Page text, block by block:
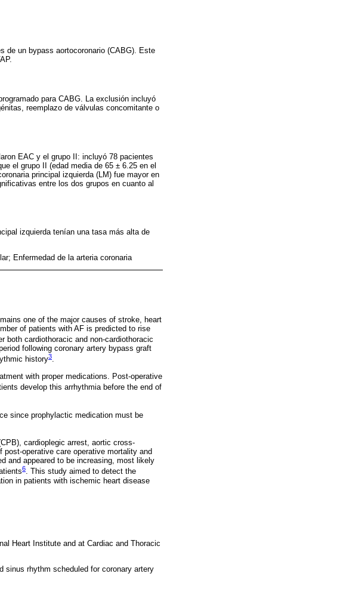
de un bypass aortocoronario (CABG). Este
para CABG. La exclusión incluyó
reemplazo de válvulas concomitante o
EAC y el grupo II: incluyó 78 pacientes
el grupo II (edad media de 65 ± 6.25 en el
principal izquierda (LM) fue mayor en
entre los dos grupos en cuanto al
izquierda tenían una tasa más alta de
Enfermedad de la arteria coronaria
one of the major causes of stroke, heart
of patients with AF is predicted to rise
both cardiothoracic and non-cardiothoracic
following coronary artery bypass graft
history3.
with proper medications. Post-operative
develop this arrhythmia before the end of
since prophylactic medication must be
cardioplegic arrest, aortic cross-
operative care operative mortality and
and appeared to be increasing, most likely
6. This study aimed to detect the
in patients with ischemic heart disease
Heart Institute and at Cardiac and Thoracic
sinus rhythm scheduled for coronary artery